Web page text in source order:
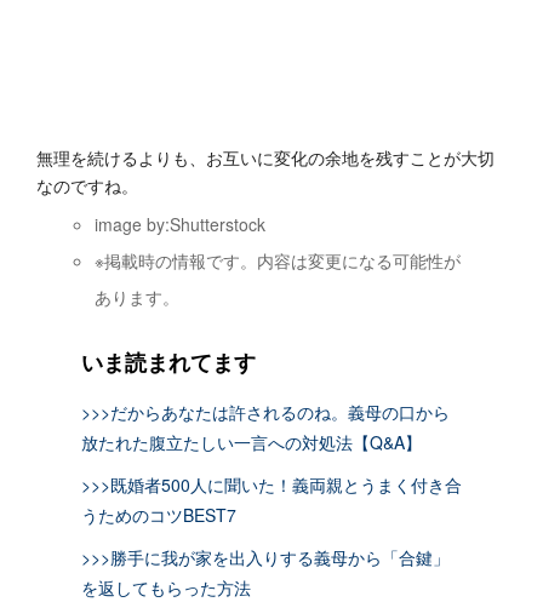
無理を続けるよりも、お互いに変化の余地を残すことが大切
なのですね。
image by:Shutterstock
※掲載時の情報です。内容は変更になる可能性が
あります。
いま読まれてます
>>>だからあなたは許されるのね。義母の口から
放たれた腹立たしい一言への対処法【Q&A】
>>>既婚者500人に聞いた！義両親とうまく付き合
うためのコツBEST7
>>>勝手に我が家を出入りする義母から「合鍵」
を返してもらった方法